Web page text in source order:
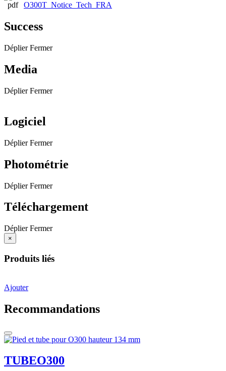
O300T_Notice_Tech_FRA
Success
Déplier Fermer
Media
Déplier Fermer
Logiciel
Déplier Fermer
Photométrie
Déplier Fermer
Téléchargement
Déplier Fermer
×
Produits liés
Ajouter
Recommandations
TUBEO300